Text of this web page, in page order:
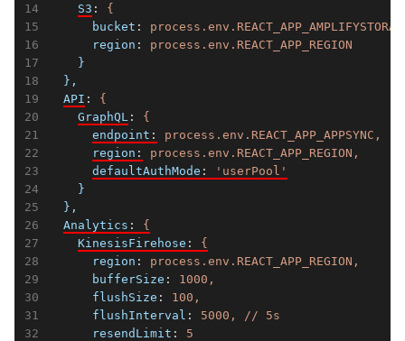
S3 : {
bucket :
region : process.env.REACT_APP_REGION
}
},
API : {
GraphQL : {
endpoint :
process.env.REACT_APP_APPSYNC,
region :
process.env.REACT_APP_REGION,
defaultAuthMode :
'userPool'
}
},
Analytics : {
KinesisFirehose : {
region : process.env.REACT_APP_REGION,
bufferSize : 1000,
flushSize : 100,
flushInterval : 5000, // 5s
resendLimit : 5